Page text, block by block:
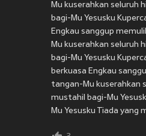
Mu kuserahkan seluruh
bagi-Mu Yesusku
Engkau sanggup
Mu kuserahkan seluruh
bagi-Mu Yesusku
berkuasa Engkau
tangan-Mu kuserahkan
mustahil bagi-Mu
Mu Yesusku Tiada yang